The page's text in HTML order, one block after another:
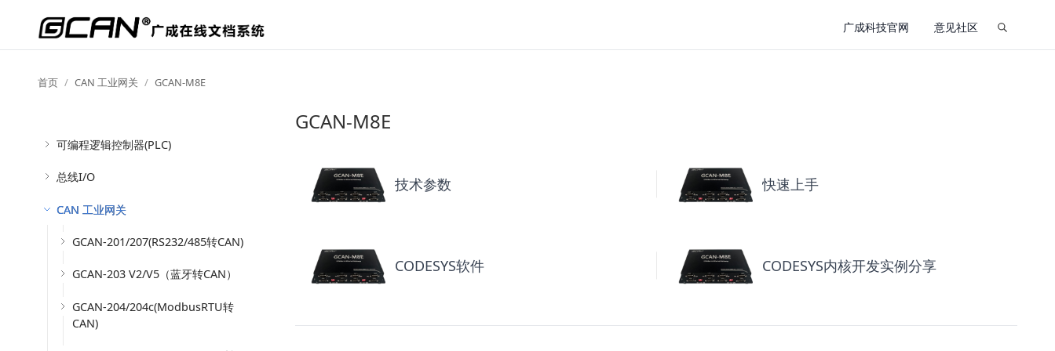
广成科技官网 意见社区
首页 CAN 工业网关 GCAN-M8E
可编程逻辑控制器(PLC)
总线I/O
CAN 工业网关
GCAN-201/207(RS232/485转CAN)
GCAN-203 V2/V5（蓝牙转CAN）
GCAN-204/204c(ModbusRTU转
CAN)
GCAN-M8E
技术参数 快速上手
CODESYS软件 CODESYS内核开发实例分享